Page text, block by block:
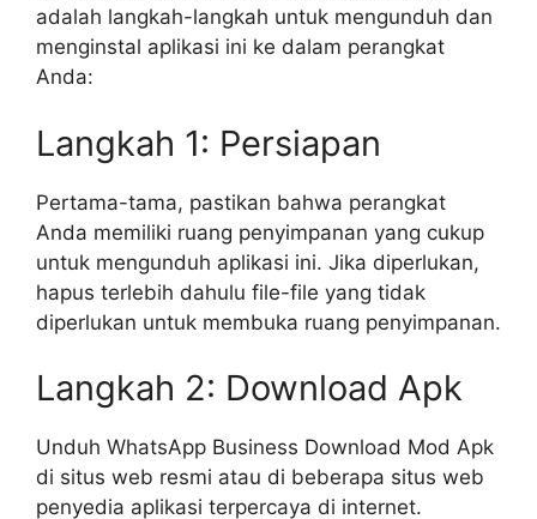
adalah langkah-langkah untuk mengunduh dan
menginstal aplikasi ini ke dalam perangkat
Anda:
Langkah 1: Persiapan
Pertama-tama, pastikan bahwa perangkat
Anda memiliki ruang penyimpanan yang cukup
untuk mengunduh aplikasi ini. Jika diperlukan,
hapus terlebih dahulu file-file yang tidak
diperlukan untuk membuka ruang penyimpanan.
Langkah 2: Download Apk
Unduh WhatsApp Business Download Mod Apk
di situs web resmi atau di beberapa situs web
penyedia aplikasi terpercaya di internet.